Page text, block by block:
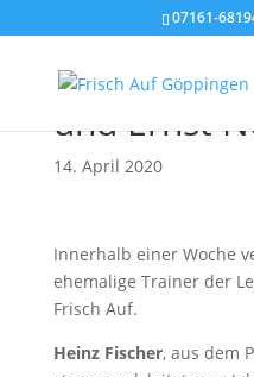
07161-
Trauer um
und Ernst
14. April 2020
Innerhalb einer Woche
ehemalige Trainer der
Frisch Auf.
Heinz Fischer, aus dem